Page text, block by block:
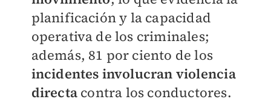
planificación y la capacidad
operativa de los criminales;
además, 81 por ciento de los
incidentes involucran violencia
directacontra los conductores.